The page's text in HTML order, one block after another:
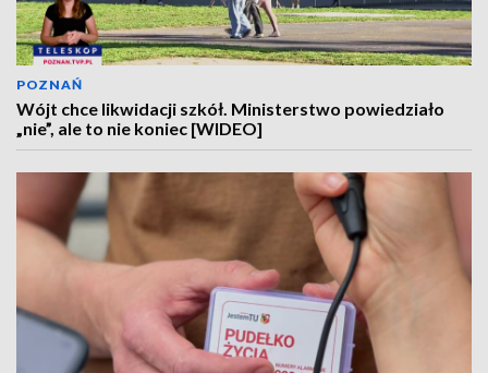
POZNAŃ
Wójt chce likwidacji szkół. Ministerstwo powiedziało
„nie”, ale to nie koniec [WIDEO]